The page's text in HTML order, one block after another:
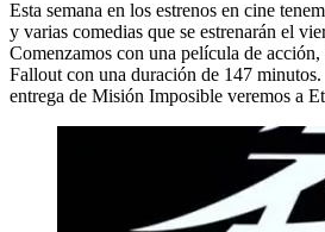
Esta semana en los estrenos en cine
y varias comedias que se estrenarán el
Comenzamos con una película de
Fallout con una duración de 147
entrega de Misión Imposible veremos a